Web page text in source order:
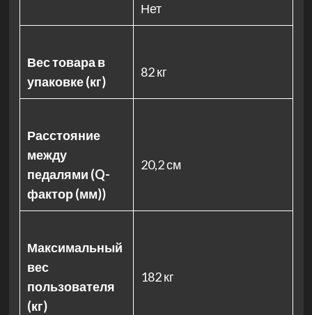
Нет
Вес товара в
упаковке (кг)
82 кг
Расстояние
между
педалями (Q-
фактор (мм))
20,2 см
Максимальный
вес
пользователя
(кг)
182 кг